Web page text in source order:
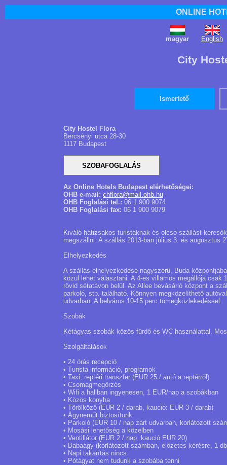
ONLINE
magyar English
City
Ismertető
City Hostel Flora
Bercsényi utca 28-30
1117 Budapest
Az Online Hotels Budapest elérhetőségei:
OHB e-mail: chflora@mail.ohb.hu
OHB Foglalási tel.: 06 1 900 9074
OHB Foglalási fax: 06 1 900 9079
Kiváló hátizsákos turistáknak és olcsó szállást
megszállni. A szállás 2013-ban július 3. és augusztus
Elhelyezkedés
A szállás elhelyezkedése nagyszerű, Buda
közül lehet választani. A 4-es villamos megállója
rövid sétatávon belül. Az Allee bevásárló központ a
parkoló, stb. található. Könnyen megközelíthető
udvarban. A belváros 10-15 perc tömegközlekedéssel.
Szobák
Kétágyas szobák közös fürdő és WC használattal.
Szolgáltatások
• 24 órás recepció
• Turista információ, programok
• Taxi, reptéri transzfer (EUR 25 / autó a reptérről)
• Csomagmegőrzés
• Wifi a hallban ingyenesen, 1 EUR/nap a szobákban
• Közös konyha
• Törölköző (EUR 2 / darab, kaució: EUR 3 / darab)
• Ágyneműt biztosítunk
• Parkoló (EUR 10 / nap zárt udvarban, korlátozott
• Mosási lehetőség a közelben
• Ventillátor (EUR 2 / nap, kaució EUR 20)
• Babaágy (korlátozott számban, előzetes kérésre, 1
• Napi takarítás nincs
• Pótágyat nem tudunk a szobába tenni